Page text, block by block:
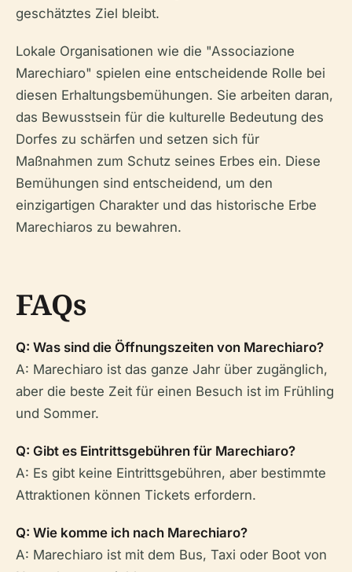
geschätztes Ziel bleibt.
Lokale Organisationen wie die "Associazione
Marechiaro" spielen eine entscheidende Rolle bei
diesen Erhaltungsbemühungen. Sie arbeiten daran,
das Bewusstsein für die kulturelle Bedeutung des
Dorfes zu schärfen und setzen sich für
Maßnahmen zum Schutz seines Erbes ein. Diese
Bemühungen sind entscheidend, um den
einzigartigen Charakter und das historische Erbe
Marechiaros zu bewahren.
FAQs
Q: Was sind die Öffnungszeiten von Marechiaro?
A: Marechiaro ist das ganze Jahr über zugänglich,
aber die beste Zeit für einen Besuch ist im Frühling
und Sommer.
Q: Gibt es Eintrittsgebühren für Marechiaro?
A: Es gibt keine Eintrittsgebühren, aber bestimmte
Attraktionen können Tickets erfordern.
Q: Wie komme ich nach Marechiaro?
A: Marechiaro ist mit dem Bus, Taxi oder Boot von